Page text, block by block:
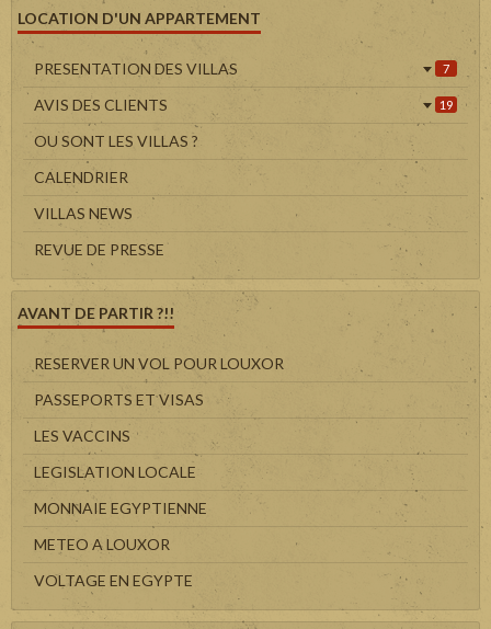
LOCATION D'UN APPARTEMENT
PRESENTATION DES VILLAS 7
AVIS DES CLIENTS 19
OU SONT LES VILLAS ?
CALENDRIER
VILLAS NEWS
REVUE DE PRESSE
AVANT DE PARTIR ?!!
RESERVER UN VOL POUR LOUXOR
PASSEPORTS ET VISAS
LES VACCINS
LEGISLATION LOCALE
MONNAIE EGYPTIENNE
METEO A LOUXOR
VOLTAGE EN EGYPTE